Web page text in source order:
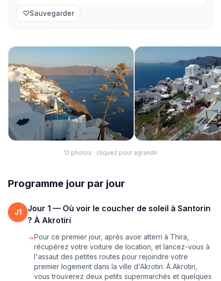
♡Sauvegarder
12 photos · cliquez pour agrandir
Programme jour par jour
J1 Jour 1 — Où voir le coucher de soleil à Santorin
? À Akrotiri
→Pour ce premier jour, après avoir atterri à Thira,
récupérez votre voiture de location, et lancez-vous à
l'assaut des petites routes pour rejoindre votre
premier logement dans la ville d'Akrotiri. À Akrotiri,
vous trouverez deux petits supermarchés et quelques